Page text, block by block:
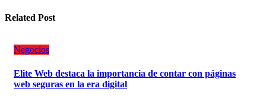
Related Post
Negocios
Elite Web destaca la importancia de contar con páginas
web seguras en la era digital